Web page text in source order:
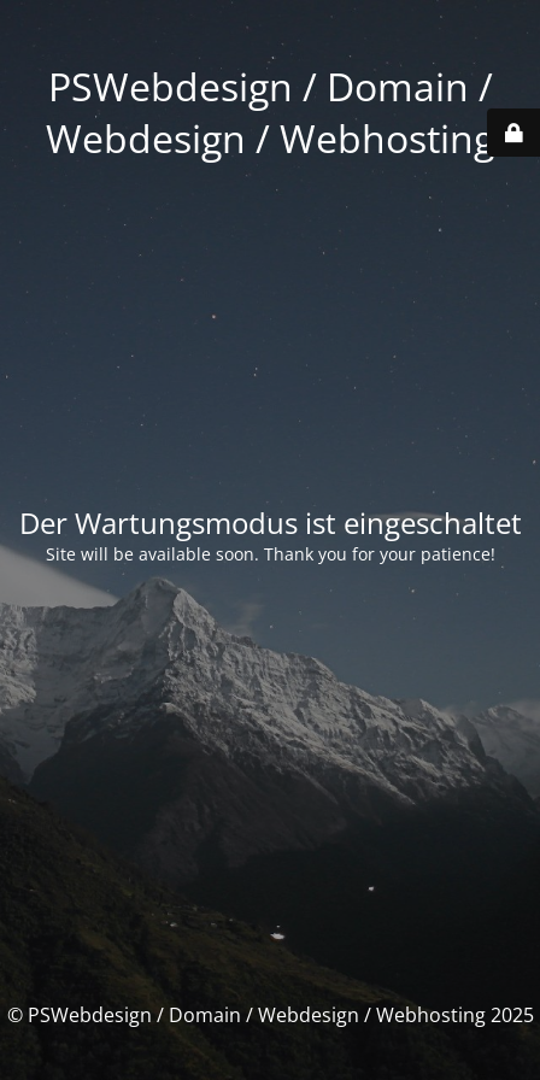
PSWebdesign / Domain /
Webdesign / Webhosting
Der Wartungsmodus ist eingeschaltet
Site will be available soon. Thank you for your patience!
© PSWebdesign / Domain / Webdesign / Webhosting 2025